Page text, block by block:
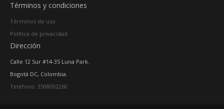
Términos y condiciones
Términos de uso
Política de privacidad
Dirección
Calle 12 Sur #14-35 Luna Park.
Bogotá DC, Colombia.
Teléfono: 3508092260